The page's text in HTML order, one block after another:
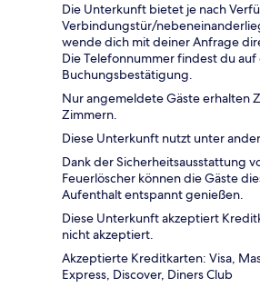
Die Unterkunft bietet je nach
Verbindungstür/
wende dich mit deiner Anfrage
Die Telefonnummer findest du auf
Buchungsbestätigung.
Nur angemeldete Gäste erhalten
Zimmern.
Diese Unterkunft nutzt unter
Dank der Sicherheitsausstattung
Feuerlöscher können die Gäste
Aufenthalt entspannt genießen.
Diese Unterkunft akzeptiert
nicht akzeptiert.
Akzeptierte Kreditkarten: Visa,
Express, Discover, Diners Club